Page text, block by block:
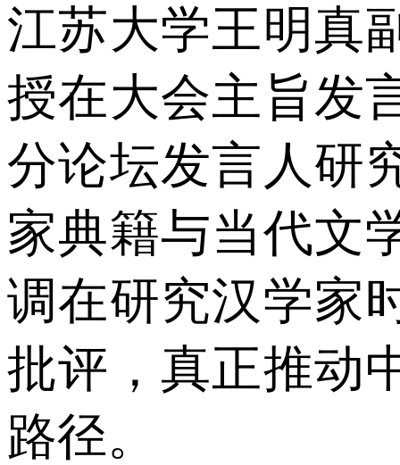
江苏大学王明真
授在大会主旨发
分论坛发言人研
家典籍与当代文
调在研究汉学家
批评，真正推动
路径。